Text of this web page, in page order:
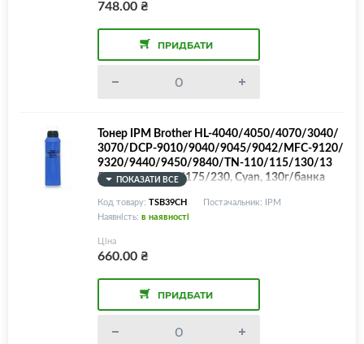
748.00₴
ПРИДБАТИ
Тонер IPM Brother HL-4040/4050/4070/3040/
3070/DCP-9010/9040/9045/9042/MFC-9120/
9320/9440/9450/9840/TN-110/115/130/13
5/150/155/170/175/230, Cyan, 130г/банка
ПОКАЗАТИ ВСЕ
Код товару: TSB39CH
Постачальник: IPM
Наявність: в наявності
Ціна
660.00₴
ПРИДБАТИ